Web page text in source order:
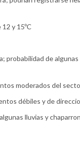
y 15ºC
probabilidad de
moderados del
débiles y de
lluvias y